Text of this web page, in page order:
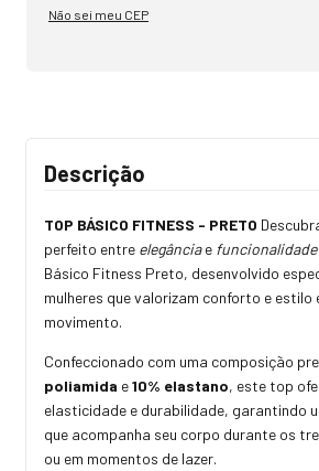
Não sei meu CEP
Descrição
TOP BÁSICO FITNESS - PRETO
perfeito entre elegânciae funcionalidade
Básico Fitness Preto, desenvolvido
mulheres que valorizam conforto e estilo
movimento.
Confeccionado com uma composição
poliamida e10% elastano, este top
elasticidade e durabilidade, garantindo
que acompanha seu corpo durante os
ou em momentos de lazer.